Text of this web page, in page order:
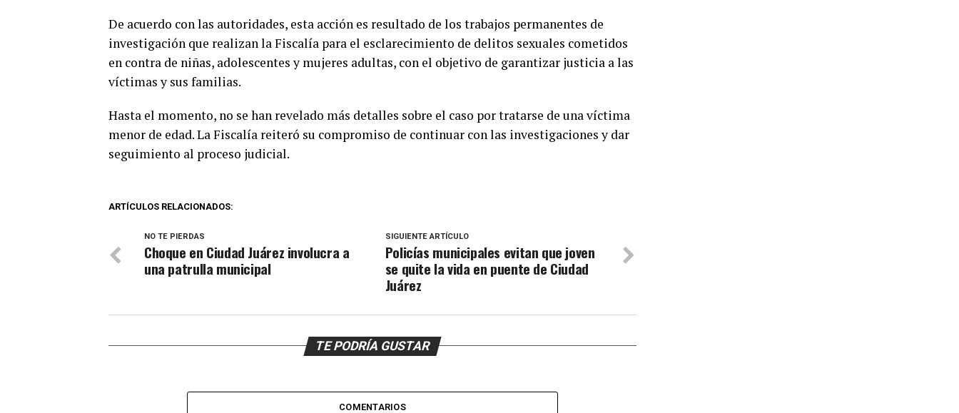
De acuerdo con las autoridades, esta acción es resultado de los trabajos permanentes de
investigación que realizan la Fiscalía para el esclarecimiento de delitos sexuales cometidos
en contra de niñas, adolescentes y mujeres adultas, con el objetivo de garantizar justicia a las
víctimas y sus familias.
Hasta el momento, no se han revelado más detalles sobre el caso por tratarse de una víctima
menor de edad. La Fiscalía reiteró su compromiso de continuar con las investigaciones y dar
seguimiento al proceso judicial.
ARTÍCULOS RELACIONADOS:
SIGUIENTE ARTÍCULO
Policías municipales evitan que joven
se quite la vida en puente de Ciudad
Juárez
NO TE PIERDAS
Choque en Ciudad Juárez involucra a
una patrulla municipal
TE PODRÍA GUSTAR
COMENTARIOS